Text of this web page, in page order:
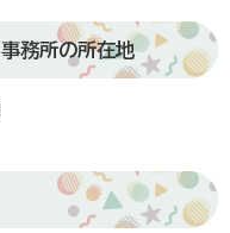
務所の所在地